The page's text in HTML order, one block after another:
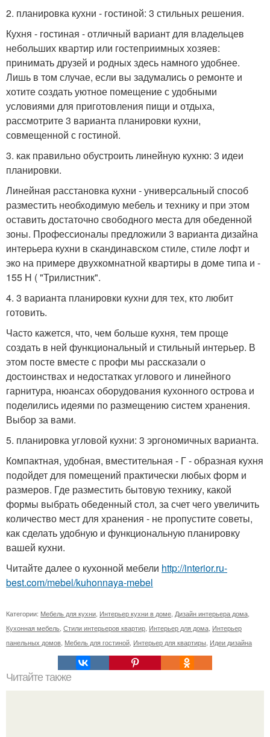
2. планировка кухни - гостиной: 3 стильных решения.
Кухня - гостиная - отличный вариант для владельцев
небольших квартир или гостеприимных хозяев:
принимать друзей и родных здесь намного удобнее.
Лишь в том случае, если вы задумались о ремонте и
хотите создать уютное помещение с удобными
условиями для приготовления пищи и отдыха,
рассмотрите 3 варианта планировки кухни,
совмещенной с гостиной.
3. как правильно обустроить линейную кухню: 3 идеи
планировки.
Линейная расстановка кухни - универсальный способ
разместить необходимую мебель и технику и при этом
оставить достаточно свободного места для обеденной
зоны. Профессионалы предложили 3 варианта дизайна
интерьера кухни в скандинавском стиле, стиле лофт и
эко на примере двухкомнатной квартиры в доме типа и -
155 Н ( "Трилистник".
4. 3 варианта планировки кухни для тех, кто любит
готовить.
Часто кажется, что, чем больше кухня, тем проще
создать в ней функциональный и стильный интерьер. В
этом посте вместе с профи мы рассказали о
достоинствах и недостатках углового и линейного
гарнитура, нюансах оборудования кухонного острова и
поделились идеями по размещению систем хранения.
Выбор за вами.
5. планировка угловой кухни: 3 эргономичных варианта.
Компактная, удобная, вместительная - Г - образная кухня
подойдет для помещений практически любых форм и
размеров. Где разместить бытовую технику, какой
формы выбрать обеденный стол, за счет чего увеличить
количество мест для хранения - не пропустите советы,
как сделать удобную и функциональную планировку
вашей кухни.
Читайте далее о кухонной мебели http://interior.ru-
best.com/mebel/kuhonnaya-mebel
Категории: Мебель для кухни Интерьер кухни в доме Дизайн интерьера дома
Кухонная мебель Стили интерьеров квартир Интерьер для дома Интерьер
панельных домов Мебель для гостиной Интерьер для квартиры Идеи дизайна
Читайте также